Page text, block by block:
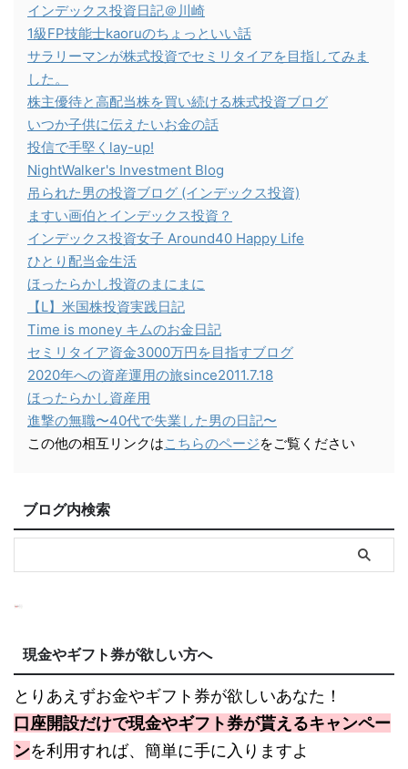
インデックス投資日記＠川崎
1級FP技能士kaoruのちょっといい話
サラリーマンが株式投資でセミリタイアを目指してみま
した。
株主優待と高配当株を買い続ける株式投資ブログ
いつか子供に伝えたいお金の話
投信で手堅くlay-up!
NightWalker's Investment Blog
吊られた男の投資ブログ (インデックス投資)
ますい画伯とインデックス投資？
インデックス投資女子 Around40 Happy Life
ひとり配当金生活
ほったらかし投資のまにまに
【L】米国株投資実践日記
Time is money キムのお金日記
セミリタイア資金3000万円を目指すブログ
2020年への資産運用の旅since2011.7.18
ほったらかし資産用
進撃の無職〜40代で失業した男の日記〜
この他の相互リンクはこちらのページをご覧ください
ブログ内検索
現金やギフト券が欲しい方へ
とりあえずお金やギフト券が欲しいあなた！
口座開設だけで現金やギフト券が貰えるキャンペー
ンを利用すれば、簡単に手に入りますよ